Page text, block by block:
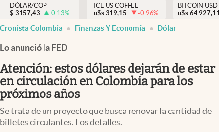
México
Actualidad
Colombia
DÓLAR/COP
$ 3157,43 0.13%
ICE US COFFEE
u$s 319,15 -0.96%
BITCOIN USD
u$s
Cronista Colombia Finanzas Y Economía Dólar
Lo anunció la FED
Atención: estos dólares dejarán de estar
en circulación en Colombia para los
próximos años
Se trata de un proyecto que busca renovar la cantidad de
billetes circulantes. Los detalles.